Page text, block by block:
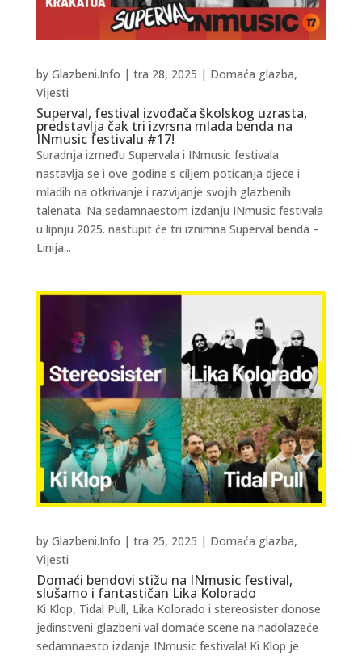
Superval, festival izvođača školskog uzrasta,
predstavlja čak tri izvrsna mlada benda na
INmusic festivalu #17!
by Glazbeni.Info | tra 28, 2025 | Domaća glazba,
Vijesti
Suradnja između Supervala i INmusic festivala
nastavlja se i ove godine s ciljem poticanja djece i
mladih na otkrivanje i razvijanje svojih glazbenih
talenata. Na sedamnaestom izdanju INmusic festivala
u lipnju 2025. nastupit će tri iznimna Superval benda –
Linija...
Domaći bendovi stižu na INmusic festival,
slušamo i fantastičan Lika Kolorado
by Glazbeni.Info | tra 25, 2025 | Domaća glazba,
Vijesti
Ki Klop, Tidal Pull, Lika Kolorado i stereosister donose
jedinstveni glazbeni val domaće scene na nadolazeće
sedamnaesto izdanje INmusic festivala! Ki Klop je